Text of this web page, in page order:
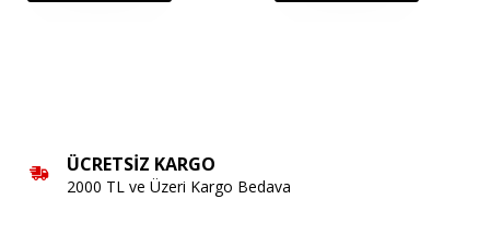
ÜCRETSIZ KARGO
2000 TL ve Üzeri Kargo Bedava